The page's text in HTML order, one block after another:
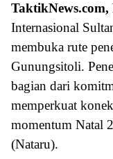
Internasional
membuka rute
Gunungsitoli.
bagian dari
memperkuat
momentum Natal
(Nataru).